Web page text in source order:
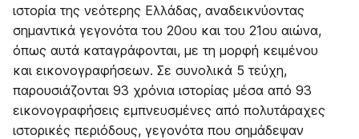
ιστορία της νεότερης Ελλάδας, αναδεικνύοντας
σημαντικά γεγονότα του 20ου και του 21ου αιώνα,
όπως αυτά καταγράφονται, με τη μορφή κειμένου
και εικονογραφήσεων. Σε συνολικά 5 τεύχη,
παρουσιάζονται 93 χρόνια ιστορίας μέσα από 93
εικονογραφήσεις εμπνευσμένες από πολυτάραχες
ιστορικές περιόδους, γεγονότα που σημάδεψαν